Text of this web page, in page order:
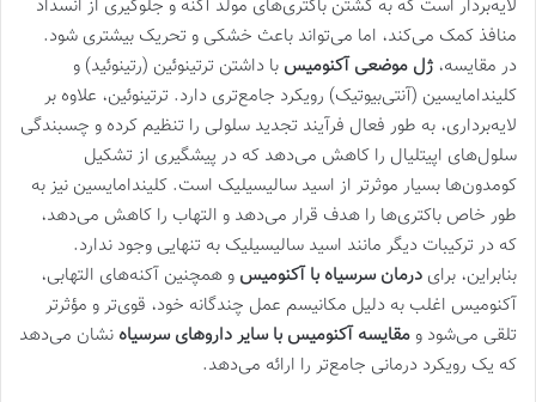
لایه‌بردار است که به کشتن باکتری‌های مولد آکنه و جلوگیری از انسداد
منافذ کمک می‌کند، اما می‌تواند باعث خشکی و تحریک بیشتری شود.
در مقایسه، ژل موضعی آکنومیس با داشتن ترتینوئین (رتینوئید) و
کلیندامایسین (آنتی‌بیوتیک) رویکرد جامع‌تری دارد. ترتینوئین، علاوه بر
لایه‌برداری، به طور فعال فرآیند تجدید سلولی را تنظیم کرده و چسبندگی
سلول‌های اپیتلیال را کاهش می‌دهد که در پیشگیری از تشکیل
کومدون‌ها بسیار موثرتر از اسید سالیسیلیک است. کلیندامایسین نیز به
طور خاص باکتری‌ها را هدف قرار می‌دهد و التهاب را کاهش می‌دهد،
که در ترکیبات دیگر مانند اسید سالیسیلیک به تنهایی وجود ندارد.
بنابراین، برای درمان سرسیاه با آکنومیس و همچنین آکنه‌های التهابی،
آکنومیس اغلب به دلیل مکانیسم عمل چندگانه خود، قوی‌تر و مؤثرتر
تلقی می‌شود و مقایسه آکنومیس با سایر داروهای سرسیاه نشان می‌دهد
که یک رویکرد درمانی جامع‌تر را ارائه می‌دهد.